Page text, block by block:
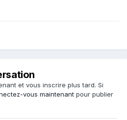
et vous inscrire plus tard. Si
vous maintenant pour publier